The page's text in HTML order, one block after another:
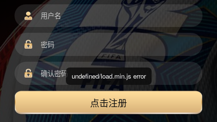
点击注册
undefined/load.min.js error